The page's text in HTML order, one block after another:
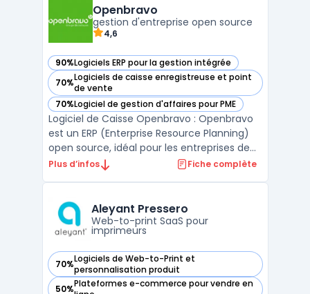
fonctionnalités avancées telles que la
gestion de plusie ...
Openbravo
gestion d'entreprise open source
4,6
90%Logiciels ERP pour la gestion intégrée
— voir Openbravo dans cette catégorie
70%Logiciels de caisse enregistreuse et point
de vente
— voir Openbravo dans cette catégorie
70%Logiciel de gestion d'affaires pour PME
— voir Openbravo dans cette catégorie
Logiciel de Caisse Openbravo : Openbravo
est un ERP (Enterprise Resource Planning)
open source, idéal pour les entreprises de
petite et moyenne taille. Il permet de gérer
franchisées. Openbravo : est le choi ...
Plus d’infos Fiche complète
Aleyant Pressero
Web-to-print SaaS pour
imprimeurs
70%Logiciels de Web-to-Print et
personnalisation produit
— voir Aleyant Pressero dans cette catégorie
50%Plateformes e-commerce pour vendre en